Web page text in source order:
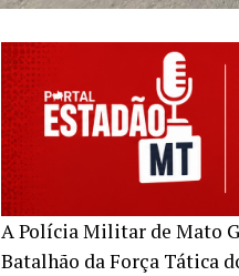
A Polícia Militar de Mato
Batalhão da Força Tática